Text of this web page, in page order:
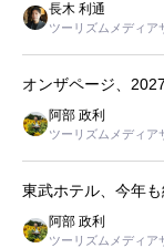
長木 利通
ツーリズムメディア
オンザページ、
阿部 政利
ツーリズムメディア
東武ホテル、今年
阿部 政利
ツーリズムメディア